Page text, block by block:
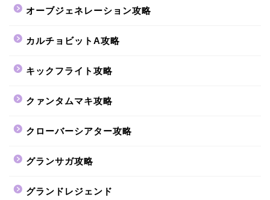
オーブジェネレーション攻略
カルチョビットA攻略
キックフライト攻略
クァンタムマキ攻略
クローバーシアター攻略
グランサガ攻略
グランドレジェンド